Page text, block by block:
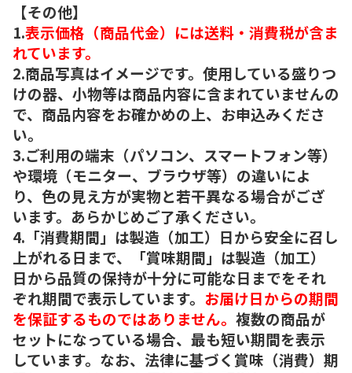
【その他】
1.表示価格（商品代金）には送料・消費税が含ま
れています。
2.商品写真はイメージです。使用している盛りつ
けの器、小物等は商品内容に含まれていませんの
で、商品内容をお確かめの上、お申込みくださ
い。
3.ご利用の端末（パソコン、スマートフォン等）
や環境（モニター、ブラウザ等）の違いによ
り、色の見え方が実物と若干異なる場合がござ
います。あらかじめご了承ください。
4.「消費期間」は製造（加工）日から安全に召し
上がれる日まで、「賞味期間」は製造（加工）
日から品質の保持が十分に可能な日までをそれ
ぞれ期間で表示しています。 お届け日からの期間
を保証するものではありません。 複数の商品が
セットになっている場合、最も短い期間を表示
しています。なお、法律に基づく賞味（消費）期